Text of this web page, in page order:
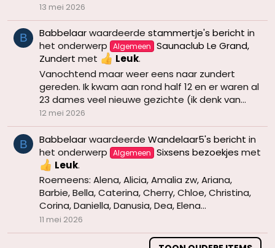
13 mei 2026
B Babbelaarwaardeerde stammertje's bericht in
het onderwerp Algemeen
Saunaclub Le Grand,
Zundert met Leuk.
Vanochtend maar weer eens naar zundert
gereden. Ik kwam aan rond half 12 en er waren al
23 dames veel nieuwe gezichte (ik denk van...
12 mei 2026
B Babbelaarwaardeerde Wandelaar5's bericht in
het onderwerp Algemeen Sixsens bezoekjes met
Leuk.
Roemeens: Alena, Alicia, Amalia zw, Ariana,
Barbie, Bella, Caterina, Cherry, Chloe, Christina,
Corina, Daniella, Danusia, Dea, Elena...
11 mei 2026